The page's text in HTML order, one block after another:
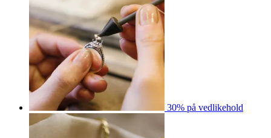
30% på vedlikehold